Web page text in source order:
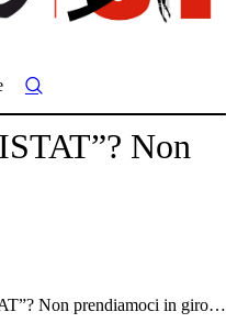
Non
Non prendiamoci in giro…